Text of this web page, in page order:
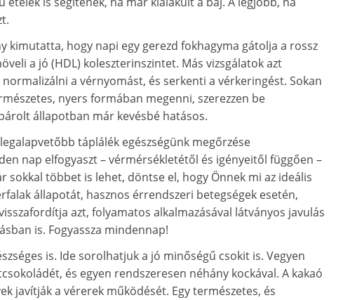
kimutatta, hogy napi egy gerezd fokhagyma gátolja a rossz
a jó (HDL) koleszterinszintet. Más vizsgálatok azt
a vérnyomást, és serkenti a vérkeringést. Sokan
nyers formában megenni, szerezzen be
állapotban már kevésbé hatásos.
táplálék egészségünk megőrzése
nap elfogyaszt – vérmérsékletétől és igényeitől függően –
sokkal többet is lehet, döntse el, hogy Önnek mi az ideális
állapotát, hasznos érrendszeri betegségek esetén,
azt, folyamatos alkalmazásával látványos javulás
is. Fogyassza mindennap!
is. Ide sorolhatjuk a jó minőségű csokit is. Vegyen
és egyen rendszeresen néhány kockával. A kakaó
javítják a vérerek működését. Egy természetes, és